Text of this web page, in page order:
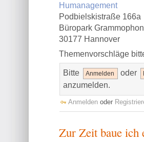
Humanagement
Podbielskistraße 166a
Büropark Grammophon
30177 Hannover
Themenvorschläge
Bitte Anmelden oder
anzumelden.
Anmelden oder
Zur Zeit baue ich